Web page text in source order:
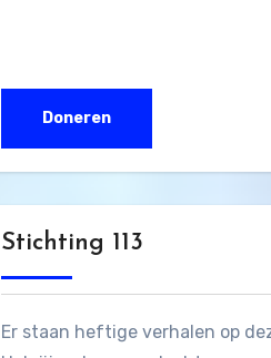
Stichting 113
Er staan heftige verhalen op